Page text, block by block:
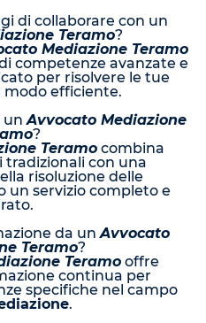
di collaborare con un
Teramo?
Mediazione Teramo
competenze avanzate e
per risolvere le tue
efficiente.
unAvvocato Mediazione
?
Teramo combina
con una
risoluzione delle
un servizio completo e
da unAvvocato
Teramo?
Teramooffre
continua per
specifiche nel campo
.